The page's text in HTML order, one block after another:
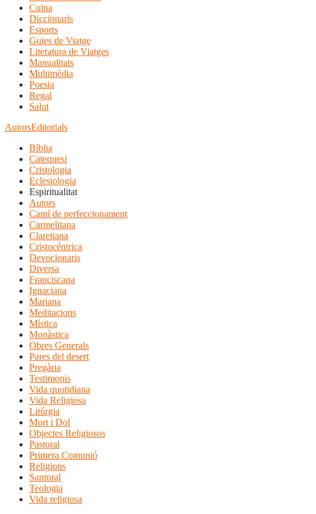
Cuina
Diccionaris
Esports
Guies de Viatge
Literatura de Viatges
Manualitats
Multimèdia
Poesia
Regal
Salut
AutorsEditorials
Bíblia
Catequesi
Cristologia
Eclesiologia
Espiritualitat
Autors
Camí de perfeccionament
Carmelitana
Claretiana
Cristocéntrica
Devocionaris
Diversa
Franciscana
Ignaciana
Mariana
Meditacions
Mística
Monàstica
Obres Generals
Pares del desert
Pregària
Testimonis
Vida quotidiana
Vida Religiosa
Litúrgia
Mort i Dol
Objectes Religiosos
Pastoral
Primera Comunió
Religions
Santoral
Teologia
Vida religiosa